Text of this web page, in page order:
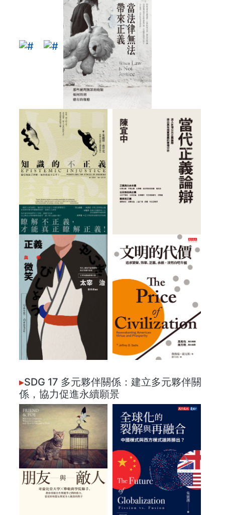
▸SDG 17 多元夥伴關係：建立多元夥伴關
係，協力促進永續願景